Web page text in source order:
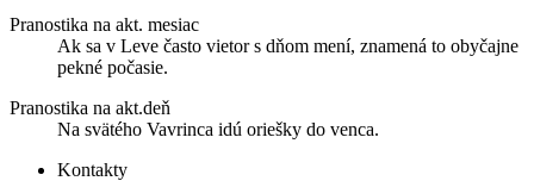
Pranostika na akt. mesiac
Ak sa v Leve často vietor s dňom mení, znamená to obyčajne
pekné počasie.
Pranostika na akt.deň
Na svätého Vavrinca idú oriešky do venca.
Kontakty